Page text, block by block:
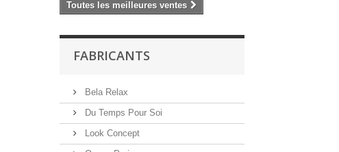
Toutes les meilleures ventes
FABRICANTS
Bela Relax
Du Temps Pour Soi
Look Concept